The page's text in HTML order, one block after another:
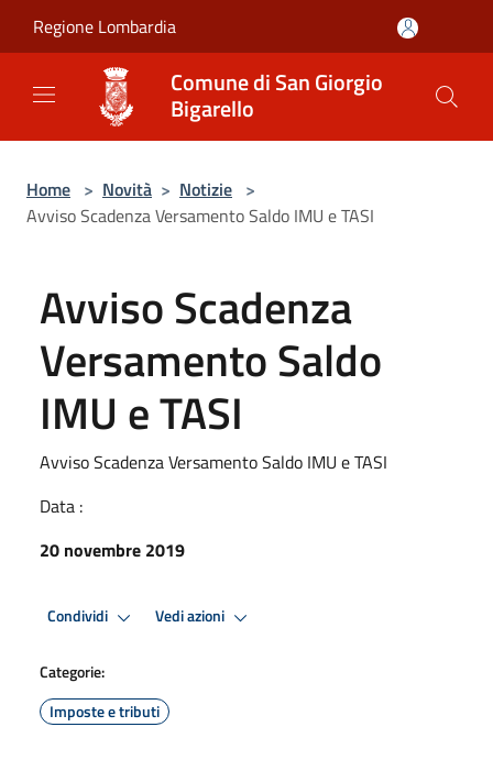
Regione Lombardia
Comune di San Giorgio
Bigarello
Home > Novità > Notizie >
Avviso Scadenza Versamento Saldo IMU e TASI
Avviso Scadenza
Versamento Saldo
IMU e TASI
Avviso Scadenza Versamento Saldo IMU e TASI
Data :
20 novembre 2019
Condividi Vedi azioni
Categorie:
Imposte e tributi